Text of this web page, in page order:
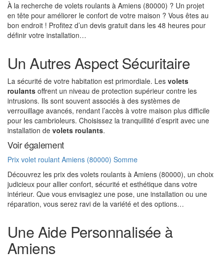
À la recherche de volets roulants à Amiens (80000) ? Un projet
en tête pour améliorer le confort de votre maison ? Vous êtes au
bon endroit ! Profitez d’un devis gratuit dans les 48 heures pour
définir votre installation…
Un Autres Aspect Sécuritaire
La sécurité de votre habitation est primordiale. Les volets
roulants offrent un niveau de protection supérieur contre les
intrusions. Ils sont souvent associés à des systèmes de
verrouillage avancés, rendant l’accès à votre maison plus difficile
pour les cambrioleurs. Choisissez la tranquillité d’esprit avec une
installation de volets roulants.
Voir également
Prix volet roulant Amiens (80000) Somme
Découvrez les prix des volets roulants à Amiens (80000), un choix
judicieux pour allier confort, sécurité et esthétique dans votre
intérieur. Que vous envisagiez une pose, une installation ou une
réparation, vous serez ravi de la variété et des options…
Une Aide Personnalisée à
Amiens